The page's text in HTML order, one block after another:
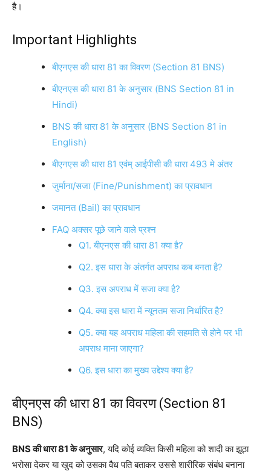
है।
Important Highlights
बीएनएस की धारा 81 का विवरण (Section 81 BNS)
बीएनएस की धारा 81 के अनुसार (BNS Section 81 in
Hindi)
BNS की धारा 81 के अनुसार (BNS Section 81 in
English)
बीएनएस की धारा 81 एवंम् आईपीसी की धारा 493 मे अंतर
जुर्माना/सजा (Fine/Punishment) का प्रावधान
जमानत (Bail) का प्रावधान
FAQ अक्सर पूछे जाने वाले प्रश्न
Q1. बीएनएस की धारा 81 क्या है?
Q2. इस धारा के अंतर्गत अपराध कब बनता है?
Q3. इस अपराध में सजा क्या है?
Q4. क्या इस धारा में न्यूनतम सजा निर्धारित है?
Q5. क्या यह अपराध महिला की सहमति से होने पर भी
अपराध माना जाएगा?
Q6. इस धारा का मुख्य उद्देश्य क्या है?
बीएनएस की धारा 81 का विवरण (Section 81
BNS)
BNS की धारा 81 के अनुसार, यदि कोई व्यक्ति किसी महिला को शादी का झूठा
भरोसा देकर या खुद को उसका वैध पति बताकर उससे शारीरिक संबंध बनाना